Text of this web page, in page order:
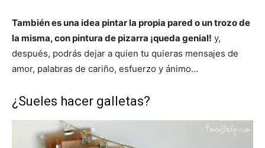
También es una idea pintar la propia pared o un trozo de
la misma, con pintura de pizarra ¡queda genial! y,
después, podrás dejar a quien tu quieras mensajes de
amor, palabras de cariño, esfuerzo y ánimo…
¿Sueles hacer galletas?